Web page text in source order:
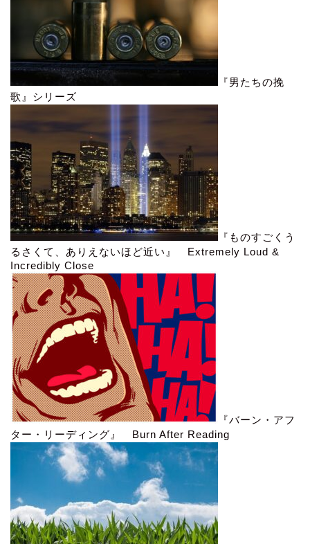
『男たちの挽
歌』シリーズ
『ものすごくう
るさくて、ありえないほど近い』 Extremely Loud &
Incredibly Close
『バーン・アフ
ター・リーディング』 Burn After Reading